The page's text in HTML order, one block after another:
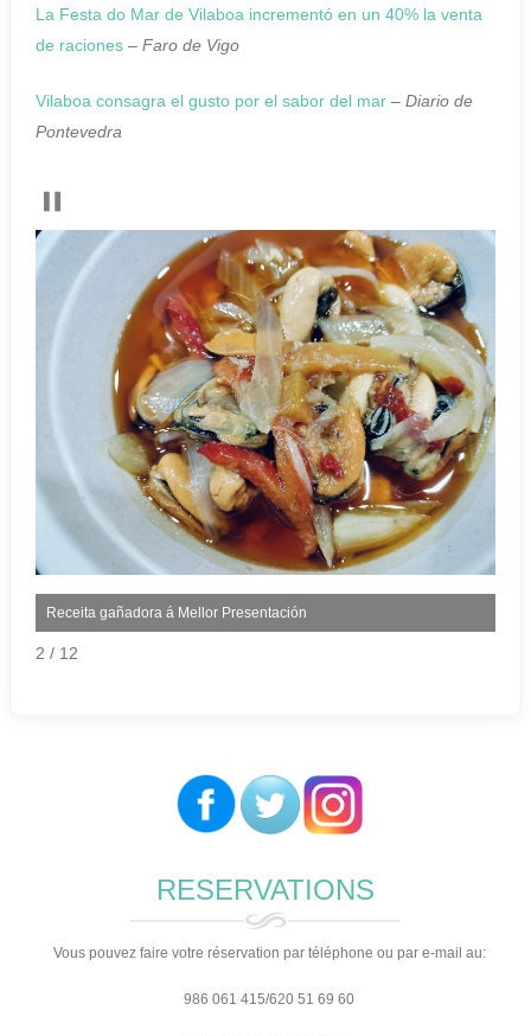
La Festa do Mar de Vilaboa incrementó en un 40% la venta
de raciones – Faro de Vigo
Vilaboa consagra el gusto por el sabor del mar – Diario de
Pontevedra
Receita gañadora á Mellor Presentación
2 / 12
RESERVATIONS
Vous pouvez faire votre réservation par téléphone ou par e-mail au:
986 061 415/620 51 69 60